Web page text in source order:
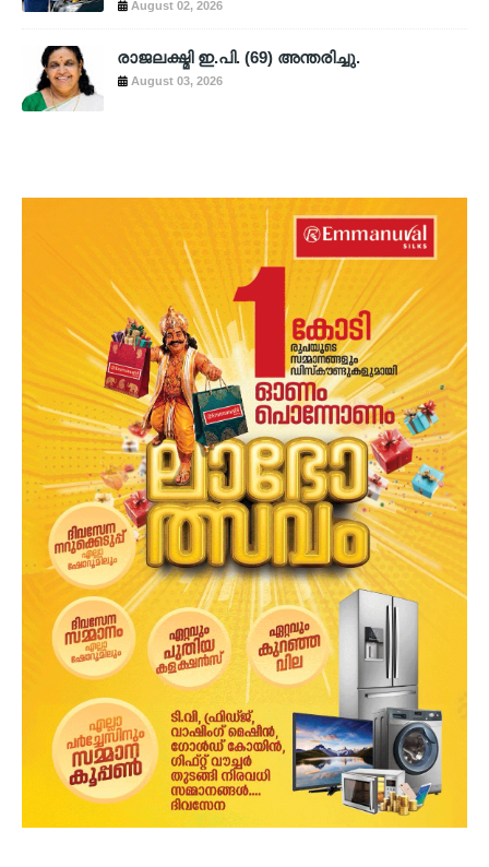
August 02, 2026
രാജലക്ഷ്മി ഇ.പി. (69) അന്തരിച്ചു.
August 03, 2026